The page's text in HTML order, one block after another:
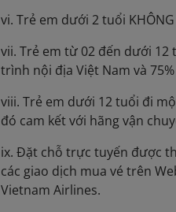
vi. Trẻ em dưới 2 tuổi
vii. Trẻ em từ 02 đến dưới
trình nội địa Việt Nam và
viii. Trẻ em dưới 12 tuổi đi
đó cam kết với hãng vận
ix. Đặt chỗ trực tuyến được
các giao dịch mua vé trên
Vietnam Airlines.